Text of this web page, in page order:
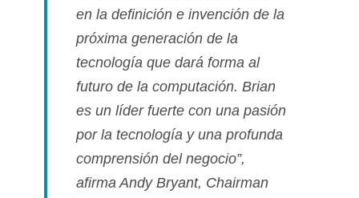
en la definición e invención de la
próxima generación de la
tecnologí­a que dará forma al
futuro de la computación. Brian
es un lí­der fuerte con una pasión
por la tecnologí­a y una profunda
comprensión del negocio”,
afirma Andy Bryant, Chairman